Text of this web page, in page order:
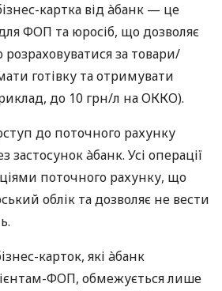
картка від àбанк — це
ФОП та юросіб, що дозволяє
за товари/
готівку та отримувати
до 10 грн/л на ОККО).
до поточного рахунку
застосунок àбанк. Усі операції
поточного рахунку, що
облік та дозволяє не вести
карток, які àбанк
ФОП, обмежується лише